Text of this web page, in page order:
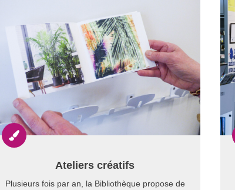

Ateliers créatifs
Plusieurs fois par an, la Bibliothèque propose de